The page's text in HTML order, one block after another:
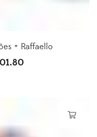
+ Raffaello
O